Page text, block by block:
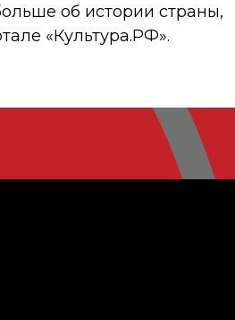
об истории страны,
«Культура.РФ».